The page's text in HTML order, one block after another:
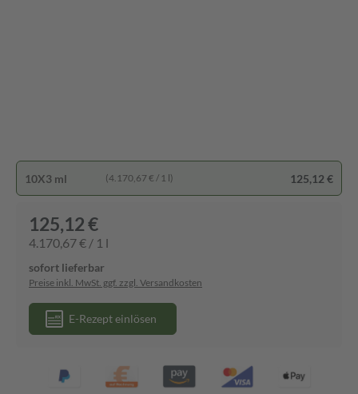
10X3 ml (4.170,67 € / 1 l) 125,12 €
125,12 €
4.170,67 € / 1 l
sofort lieferbar
Preise inkl. MwSt. ggf. zzgl. Versandkosten
E-Rezept einlösen